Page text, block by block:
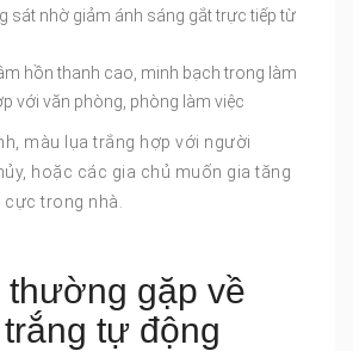
sát nhờ giảm ánh sáng gắt trực tiếp từ
hồn thanh cao, minh bạch trong làm
với văn phòng, phòng làm việc
màu lụa trắng hợp với người
hoặc các gia chủ muốn gia tăng
trong nhà.
thường gặp về
tự động